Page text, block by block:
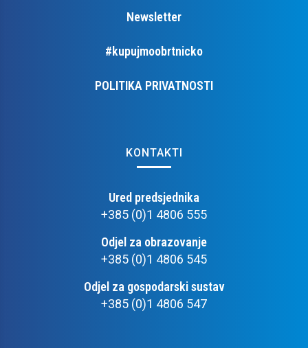
Newsletter
#kupujmoobrtnicko
POLITIKA PRIVATNOSTI
KONTAKTI
Ured predsjednika
+385 (0)1 4806 555
Odjel za obrazovanje
+385 (0)1 4806 545
Odjel za gospodarski sustav
+385 (0)1 4806 547